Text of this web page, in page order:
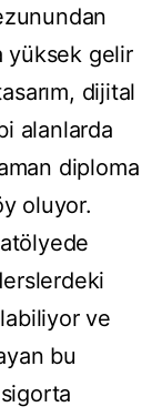
yüksek gelir
dijital
alanlarda
diploma
oluyor.
ve
bu